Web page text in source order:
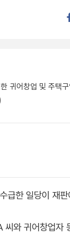
귀어창업 및 주택
급한 일당이 재
와 귀어창업자